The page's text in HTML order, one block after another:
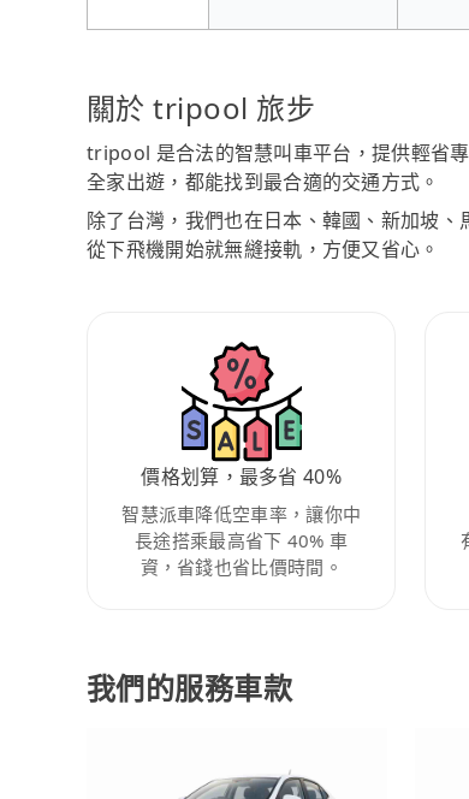
關於 tripool 旅步
tripool 是合法的智慧叫車平台，提供輕省
全家出遊，都能找到最合適的交通方式。
除了台灣，我們也在日本、韓國、新加坡
從下飛機開始就無縫接軌，方便又省心。
價格划算，最多省 40%
智慧派車降低空車率，讓你中
長途搭乘最高省下 40% 車
資，省錢也省比價時間。
我們的服務車款